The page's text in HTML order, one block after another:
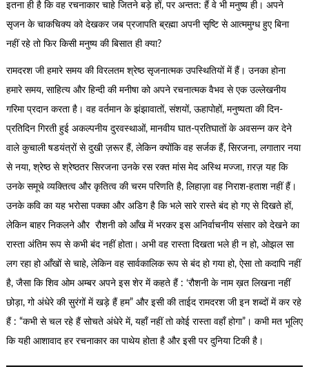
इतना ही है कि वह रचनाकार चाहे जितने बड़े हों, पर अन्तत: हैं वे भी मनुष्य ही। अपने
सृजन के चाकचिक्य को देखकर जब प्रजापति ब्रह्मा अपनी सृष्टि से आत्ममुग्ध हुए बिना
नहीं रहे तो फिर किसी मनुष्य की बिसात ही क्या?
रामदरश जी हमारे समय की विरलतम श्रेष्ठ सृजनात्मक उपस्थितियों में हैं। उनका होना
हमारे समय, साहित्य और हिन्दी की मनीषा को अपने रचनात्मक वैभव से एक उल्लेखनीय
गरिमा प्रदान करता है। वह वर्तमान के झंझावातों, संशयों, ऊहापोहों, मनुष्यता की दिन-
प्रतिदिन गिरती हुई अकल्पनीय दुरवस्थाओं, मानवीय घात-प्रतिघातों के अवसन्न कर देने
वाले कुचाली षडयंत्रों से दुखी ज़रूर हैं, लेकिन क्योंकि वह सर्जक हैं, सिरजना, लगातार नया
से नया, श्रेष्ठ से श्रेष्ठतर सिरजना उनके रस रक्त मांस मेद अस्थि मज्जा, ग़रज़ यह कि
उनके समूचे व्यक्तित्व और कृतित्व की चरम परिणति है, लिहाज़ा वह निराश-हताश नहीं हैं।
उनके कवि का यह भरोसा पक्का और अडिग है कि भले सारे रास्ते बंद हो गए से दिखते हों,
लेकिन बाहर निकलने और रौशनी को आँख में भरकर इस अनिर्वाचनीय संसार को देखने का
रास्ता अंतिम रूप से कभी बंद नहीं होता। अभी वह रास्ता दिखता भले ही न हो, ओझल सा
लग रहा हो आँखों से चाहे, लेकिन वह सार्वकालिक रूप से बंद हो गया हो, ऐसा तो कदापि नहीं
है, जैसा कि शिव ओम अम्बर अपने इस शेर में कहते हैं : ‘रौशनी के नाम ख़त लिखना नहीं
छोड़ा, गो अंधेरे की सुरंगों में खड़े हैं हम” और इसी की ताईद रामदरश जी इन शब्दों में कर रहे
हैं : “कभी से चल रहे हैं सोचते अंधेरे में, यहाँ नहीं तो कोई रास्ता वहाँ होगा”। कभी मत भूलिए
कि यही आशावाद हर रचनाकार का पाथेय होता है और इसी पर दुनिया टिकी है।